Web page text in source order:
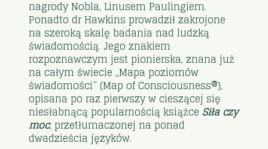
nagrody Nobla, Linusem Paulingiem.
Ponadto dr Hawkins prowadził zakrojone
na szeroką skalę badania nad ludzką
świadomością. Jego znakiem
rozpoznawczym jest pionierska, znana już
na całym świecie „Mapa poziomów
świadomości” (Map of Consciousness®),
opisana po raz pierwszy w cieszącej się
niesłabnącą popularnością książceSiła czy
moc, przetłumaczonej na ponad
dwadzieścia języków.